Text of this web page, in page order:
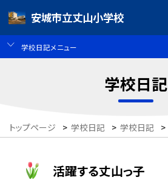
安城市立丈山小学校
学校日記メニュー
学校日記
トップページ > 学校日記 > 学校日記 >
活躍する丈山っ子